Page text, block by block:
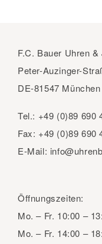
F.C. Bauer Uhren
Peter-Auzinger-
DE-81547 München
Tel.: +49 (0)89 690
Fax: +49 (0)89 690
E-Mail:
Öffnungszeiten:
Mo. – Fr. 10:00 –
Mo. – Fr. 14:00 –